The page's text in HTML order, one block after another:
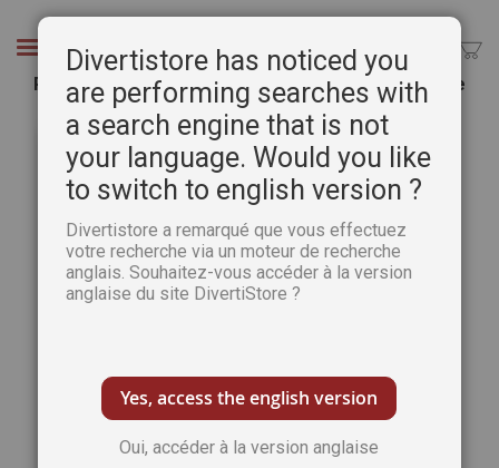
Chercher
Passion Tricot n°7 - 9 créations tendance Vintage
Passer
galerie
d’images
Divertistore has noticed you
are performing searches with
a search engine that is not
your language. Would you like
to switch to english version ?
Divertistore a remarqué que vous effectuez
votre recherche via un moteur de recherche
anglais. Souhaitez-vous accéder à la version
anglaise du site DivertiStore ?
Yes, access the english version
Oui, accéder à la version anglaise